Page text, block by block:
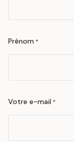
Prénom *
Votre e-mail *